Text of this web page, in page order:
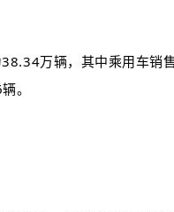
万辆，其中乘用车
。